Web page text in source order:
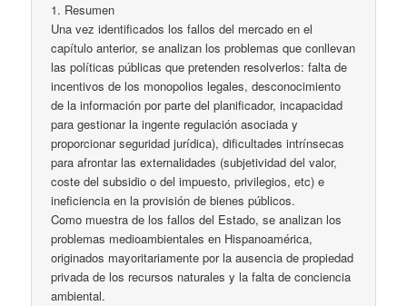
1. Resumen
Una vez identificados los fallos del mercado en el
capítulo anterior, se analizan los problemas que conllevan
las políticas públicas que pretenden resolverlos: falta de
incentivos de los monopolios legales, desconocimiento
de la información por parte del planificador, incapacidad
para gestionar la ingente regulación asociada y
proporcionar seguridad jurídica), dificultades intrínsecas
para afrontar las externalidades (subjetividad del valor,
coste del subsidio o del impuesto, privilegios, etc) e
ineficiencia en la provisión de bienes públicos.
Como muestra de los fallos del Estado, se analizan los
problemas medioambientales en Hispanoamérica,
originados mayoritariamente por la ausencia de propiedad
privada de los recursos naturales y la falta de conciencia
ambiental.